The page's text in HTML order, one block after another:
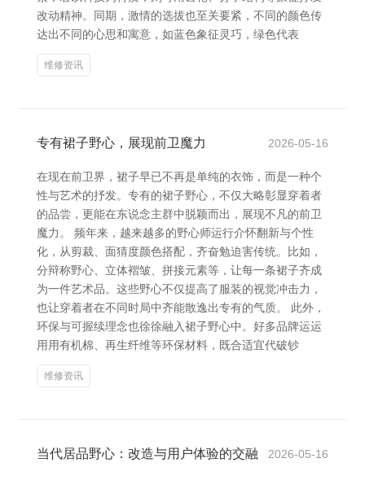
改动精神。同期，激情的选拔也至关要紧，不同的颜色传
达出不同的心思和寓意，如蓝色象征灵巧，绿色代表
维修资讯
专有裙子野心，展现前卫魔力 2026-05-16
在现在前卫界，裙子早已不再是单纯的衣饰，而是一种个
性与艺术的抒发。专有的裙子野心，不仅大略彰显穿着者
的品尝，更能在东说念主群中脱颖而出，展现不凡的前卫
魔力。 频年来，越来越多的野心师运行介怀翻新与个性
化，从剪裁、面猜度颜色搭配，齐奋勉迫害传统。比如，
分辩称野心、立体褶皱、拼接元素等，让每一条裙子齐成
为一件艺术品。这些野心不仅提高了服装的视觉冲击力，
也让穿着者在不同时局中齐能散逸出专有的气质。 此外，
环保与可握续理念也徐徐融入裙子野心中。好多品牌运运
用用有机棉、再生纤维等环保材料，既合适宜代破钞
维修资讯
当代居品野心：改造与用户体验的交融 2026-05-16